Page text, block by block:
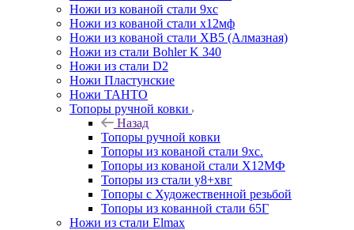
Ножи из кованой стали 9хс
Ножи из кованой стали х12мф
Ножи из кованой стали ХВ5 (Алмазная)
Ножи из стали Bohler K 340
Ножи из стали D2
Ножи Пластунские
Ножи ТАНТО
Топоры ручной ковки
Назад
Топоры ручной ковки
Топоры из кованой стали 9хс.
Топоры из кованой стали Х12МФ
Топоры из стали у8+хвг
Топоры с Художественной резьбой
Топоры из кованной стали 65Г
Ножи из стали Elmax